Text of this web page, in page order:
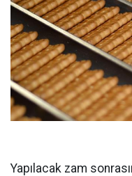
Yapılacak zam